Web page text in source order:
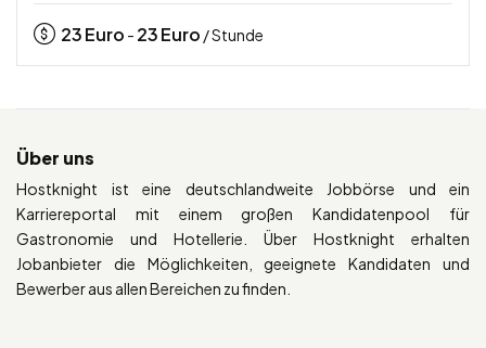
23Euro - 23Euro / Stunde
Über uns
Hostknight ist eine deutschlandweite Jobbörse und ein
Karriereportal mit einem großen Kandidatenpool für
Gastronomie und Hotellerie. Über Hostknight erhalten
Jobanbieter die Möglichkeiten, geeignete Kandidaten und
Bewerber aus allen Bereichen zu finden.